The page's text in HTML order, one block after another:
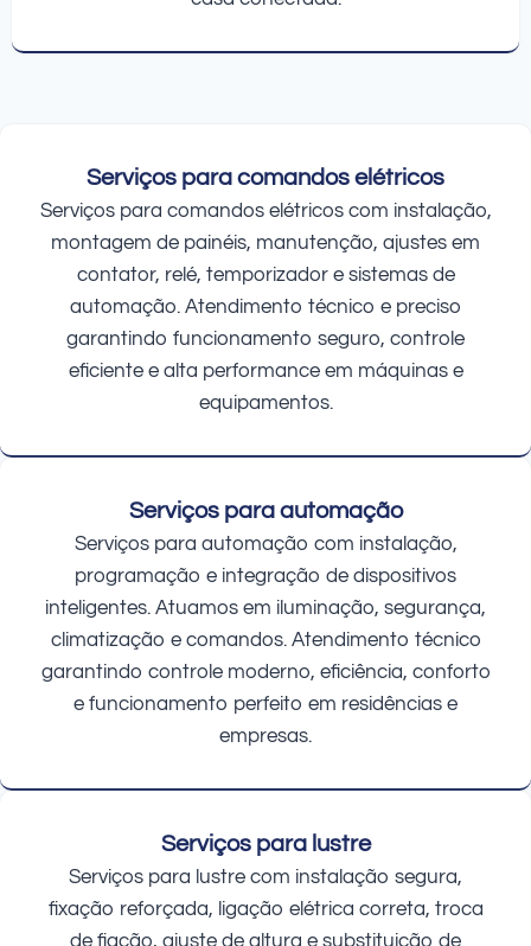
Serviços para comandos elétricos
Serviços para comandos elétricos com instalação,
montagem de painéis, manutenção, ajustes em
contator, relé, temporizador e sistemas de
automação. Atendimento técnico e preciso
garantindo funcionamento seguro, controle
eficiente e alta performance em máquinas e
equipamentos.
Serviços para automação
Serviços para automação com instalação,
programação e integração de dispositivos
inteligentes. Atuamos em iluminação, segurança,
climatização e comandos. Atendimento técnico
garantindo controle moderno, eficiência, conforto
e funcionamento perfeito em residências e
empresas.
Serviços para lustre
Serviços para lustre com instalação segura,
fixação reforçada, ligação elétrica correta, troca
de fiação, ajuste de altura e substituição de